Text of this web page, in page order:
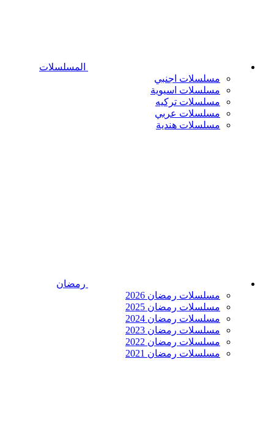
المسلسلات
مسلسلات اجنبي
مسلسلات اسيوية
مسلسلات تركيه
مسلسلات عربي
مسلسلات هندية
رمضان
مسلسلات رمضان 2026
مسلسلات رمضان 2025
مسلسلات رمضان 2024
مسلسلات رمضان 2023
مسلسلات رمضان 2022
مسلسلات رمضان 2021